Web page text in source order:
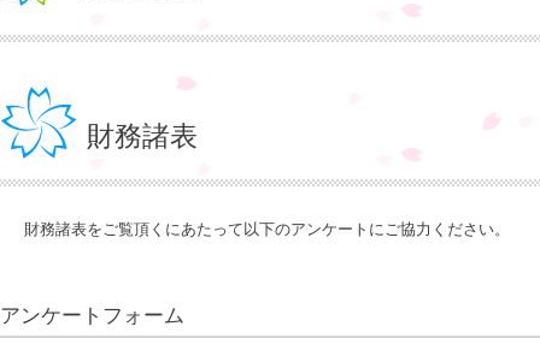
財務諸表
財務諸表をご覧頂くにあたって以下のアンケートにご協力ください。
アンケートフォーム